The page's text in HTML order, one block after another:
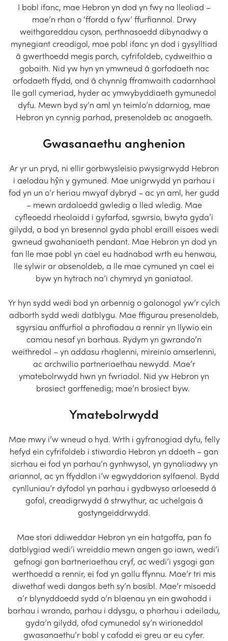
I bobl ifanc, mae Hebron yn dod yn fwy na lleoliad –
mae’n rhan o ‘ffordd o fyw’ ffurfiannol. Drwy
weithgareddau cyson, perthnasoedd dibynadwy a
mynegiant creadigol, mae pobl ifanc yn dod i gysylltiad
â gwerthoedd megis parch, cyfrifoldeb, cydweithio a
gobaith. Nid yw hyn yn ymwneud â gorfodaeth nac
orfodaeth ffydd, ond â chynnig fframwaith cadarnhaol
lle gall cymeriad, hyder ac ymwybyddiaeth gymunedol
dyfu. Mewn byd sy’n aml yn teimlo’n ddarniog, mae
Hebron yn cynnig parhad, presenoldeb ac anogaeth.
Gwasanaethu anghenion
Ar yr un pryd, ni ellir gorbwysleisio pwysigrwydd Hebron
i aelodau hŷn y gymuned. Mae unigrwydd yn parhau i
fod yn un o’r heriau mwyaf dybryd – ac yn aml, her gudd
– mewn ardaloedd gwledig a lled wledig. Mae
cyfleoedd rheolaidd i gyfarfod, sgwrsio, bwyta gyda’i
gilydd, a bod yn bresennol gyda phobl eraill eisoes wedi
gwneud gwahaniaeth pendant. Mae Hebron yn dod yn
fan lle mae pobl yn cael eu hadnabod wrth eu henwau,
lle sylwir ar absenoldeb, a lle mae cymuned yn cael ei
byw yn hytrach na’i chymryd yn ganiataol.
Yr hyn sydd wedi bod yn arbennig o galonogol yw’r cylch
adborth sydd wedi datblygu. Mae ffigurau presenoldeb,
sgyrsiau anffurfiol a phrofiadau a rennir yn llywio ein
camau nesaf yn barhaus. Rydym yn gwrando’n
weithredol – yn addasu rhaglenni, mireinio amserlenni,
ac archwilio partneriaethau newydd. Mae’r
ymatebolrwydd hwn yn fwriadol. Nid yw Hebron yn
brosiect gorffenedig; mae’n brosiect byw.
Ymatebolrwydd
Mae mwy i’w wneud o hyd. Wrth i gyfranogiad dyfu, felly
hefyd ein cyfrifoldeb i stiwardio Hebron yn ddoeth – gan
sicrhau ei fod yn parhau’n gynhwysol, yn gynaliadwy yn
ariannol, ac yn ffyddlon i’w egwyddorion sylfaenol. Bydd
cynlluniau’r dyfodol yn parhau i gydbwyso arloesedd â
gofal, creadigrwydd â strwythur, ac uchelgais â
gostyngeiddrwydd.
Mae stori ddiweddar Hebron yn ein hatgoffa, pan fo
datblygiad wedi’i wreiddio mewn angen go iawn, wedi’i
gefnogi gan bartneriaethau cryf, ac wedi’i ysgogi gan
werthoedd a rennir, ei fod yn gallu ffynnu. Mae’r tri mis
diwethaf wedi dangos beth sy’n bosibl. Mae’r misoedd
a’r blynyddoedd sydd o’n blaenau yn ein gwahodd i
barhau i wrando, parhau i ddysgu, a pharhau i adeiladu,
gyda’n gilydd, ofod cymunedol sy’n wirioneddol
gwasanaethu’r bobl y cafodd ei greu ar eu cyfer.